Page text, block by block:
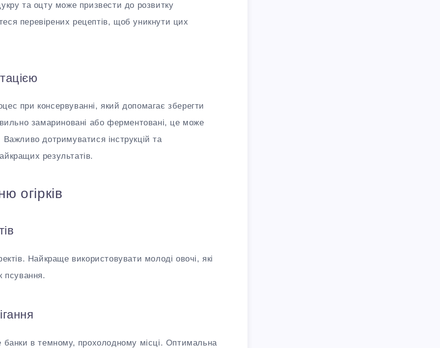
та оцту може призвести до розвитку
перевірених рецептів, щоб уникнути цих
при консервуванні, який допомагає зберегти
замариновані або ферментовані, це може
дотримуватися інструкцій та
результатів.
огірків
Найкраще використовувати молоді овочі, які
псування.
банки в темному, прохолодному місці. Оптимальна